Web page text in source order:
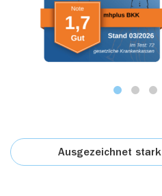
Ausgezeichnet stark